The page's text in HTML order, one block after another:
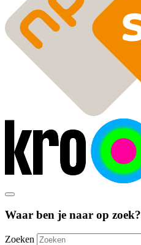
Waar ben je naar op zoek?
Zoeken